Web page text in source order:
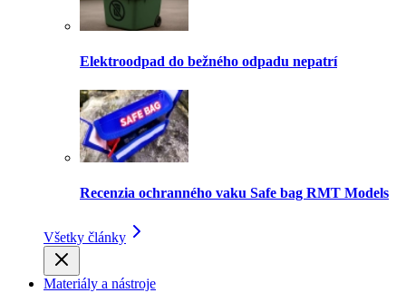
Elektroodpad do bežného odpadu nepatrí
Recenzia ochranného vaku Safe bag RMT Models
Všetky články
Materiály a nástroje